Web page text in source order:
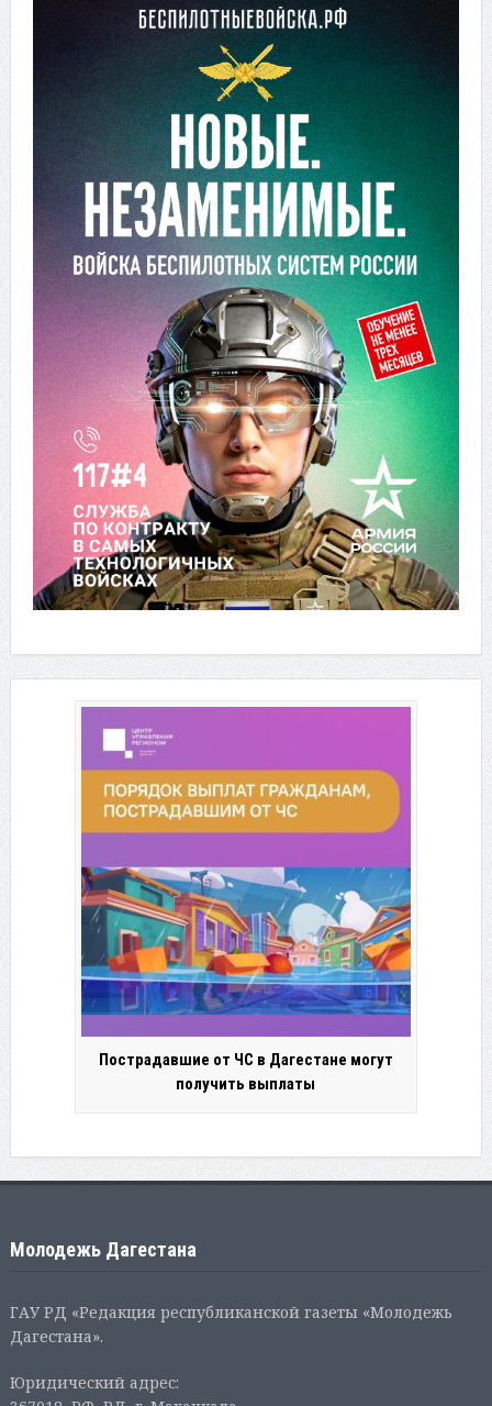
Пострадавшие от ЧС в Дагестане могут
получить выплаты
Молодежь Дагестана
ГАУ РД «Редакция республиканской газеты «Молодежь
Дагестана».
Юридический адрес: